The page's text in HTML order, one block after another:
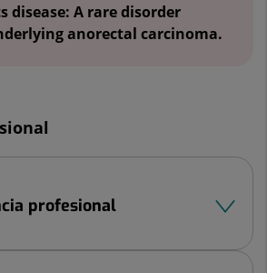
disease: A rare disorder
anorectal carcinoma.
profesional